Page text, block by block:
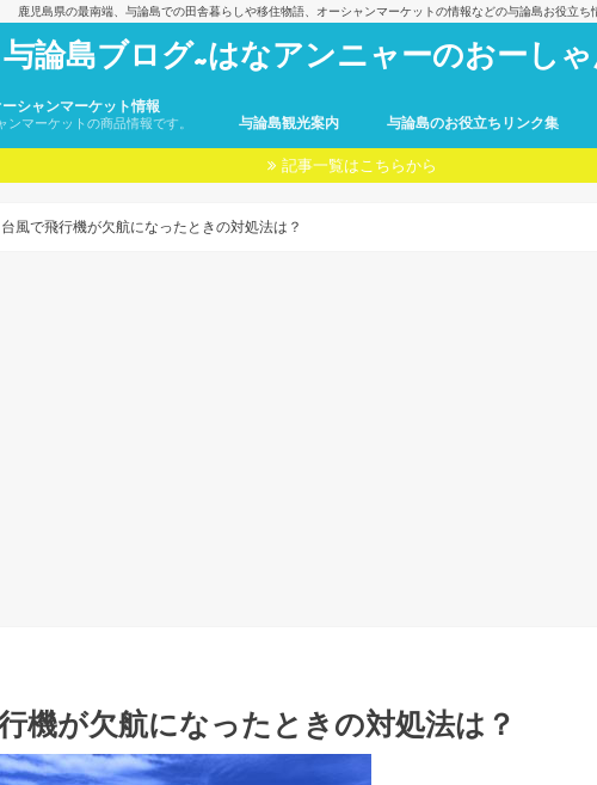
鹿児島県の最南端、与論島での田舎暮らしや移住物語、オーシャンマーケットの情報などの与論島お役立ち
与論島ブログ~はなアンニャーのおーし
ーシャンマーケット情報
ンマーケットの商品情報です。 与論島観光案内 与論島のお役立ちリンク集
記事一覧はこちらから
風で飛行機が欠航になったときの対処法は？
機が欠航になったときの対処法は？